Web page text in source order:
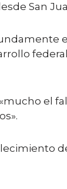
San
el